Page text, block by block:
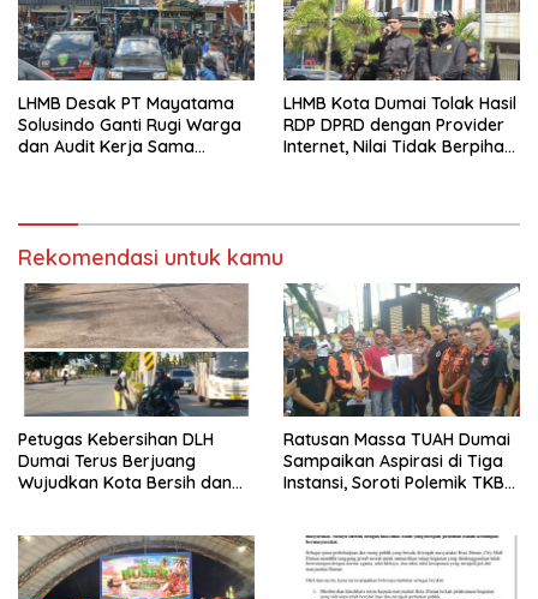
LHMB Desak PT Mayatama
Solusindo Ganti Rugi Warga
dan Audit Kerja Sama
LHMB Kota Dumai Tolak Hasil
RDP DPRD dengan Provider
Internet, Nilai Tidak Berpihak
Rekomendasi untuk kamu
Petugas Kebersihan DLH
Dumai Terus Berjuang
Wujudkan Kota Bersih dan
Ratusan Massa TUAH Dumai
Sampaikan Aspirasi di Tiga
Instansi, Soroti Polemik TKBM